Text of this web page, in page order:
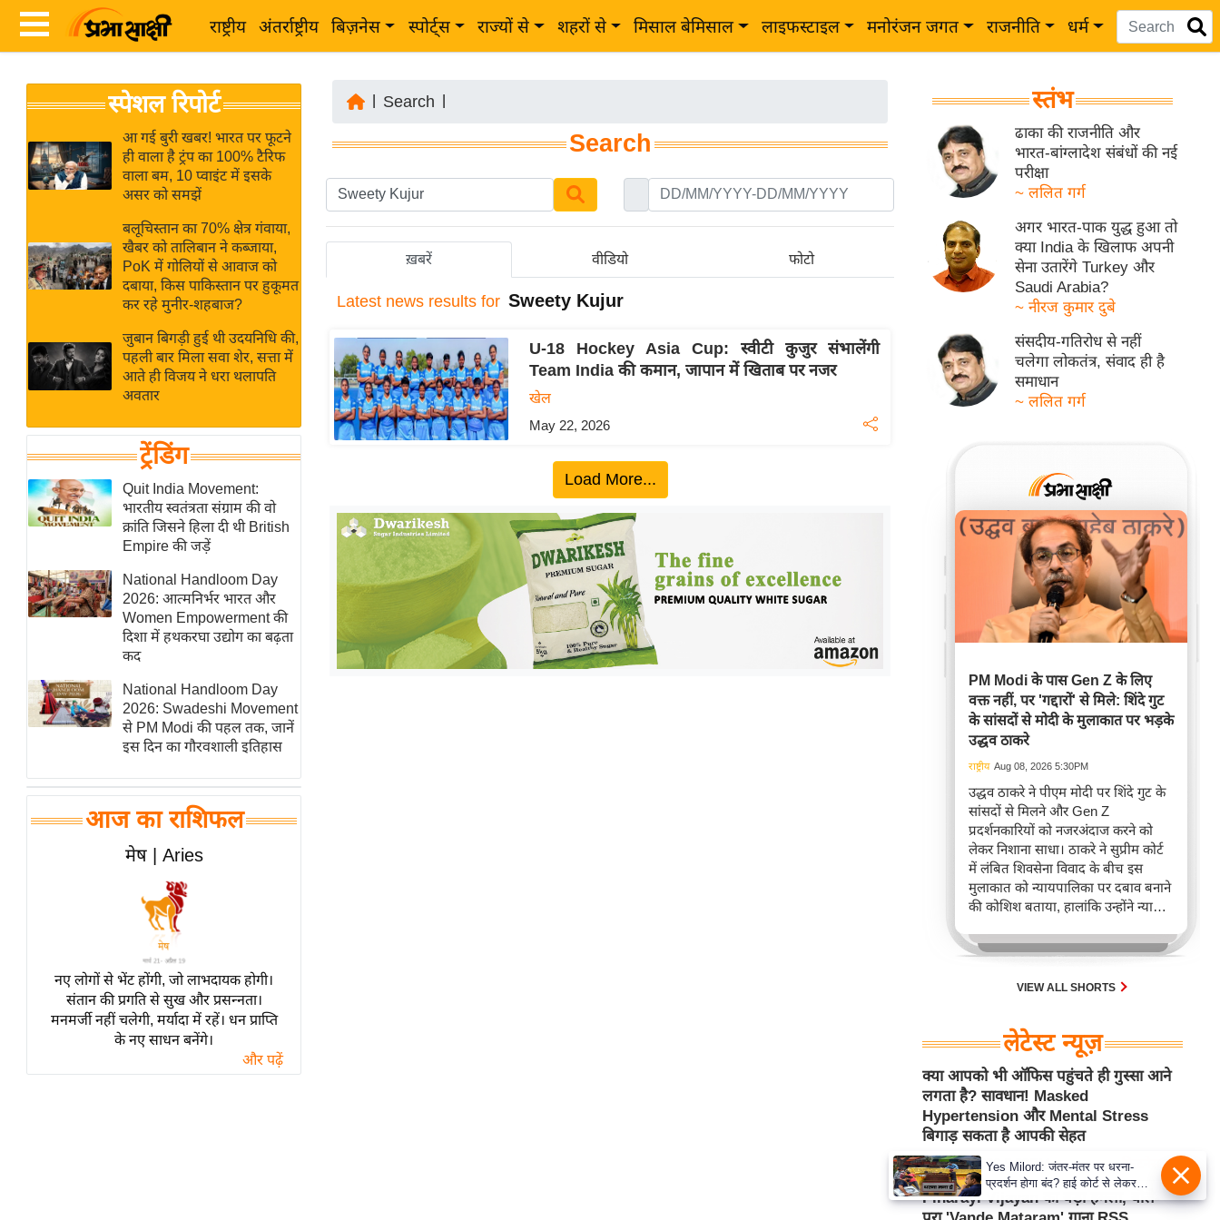
राष्ट्रीय अंतर्राष्ट्रीय बिज़नेस स्पोर्ट्स राज्यों से शहरों से मिसाल बेमिसाल लाइफस्टाइल मनोरंजन जगत राजनीति धर्म
News
Hindi
Live
News in
Hindi
News
Hindi
Videos
ख
ब
र
अंतर्राष्ट्रीय
बिज़नेस
विशेषज्ञ
राय
खेल
क्रिकेट
IPL
2026
ई-पेपर
मिसाल बेमिसाल
शख्सियत
यंग इंडिया
साहित्य जगत
ऑटो वर्ल्ड
न्यूज ब्रीफ
बॉलीवुड
हॉलीवुड
फिल्म समीक्षा
लाइफस्टाइल
टेक्नॉलॉजी
ब्यूटी/फैशन
घरेलू नुस्खे
पर्यटन स्थल
फिटनेस मंत्रा
स्पेशल रिपोर्ट
आ गई बुरी खबर! भारत पर फूटने
ही वाला है ट्रंप का 100% टैरिफ
वाला बम, 10 प्वाइंट में इसके
असर को समझें
बलूचिस्तान का 70% क्षेत्र गंवाया,
खैबर को तालिबान ने कब्जाया,
PoK में गोलियों से आवाज को
दबाया, किस पाकिस्तान पर हुकूमत
कर रहे मुनीर-शहबाज?
जुबान बिगड़ी हुई थी उदयनिधि की,
पहली बार मिला सवा शेर, सत्ता में
आते ही विजय ने धरा थलापति
अवतार
ट्रेंडिंग
Quit India Movement:
भारतीय स्वतंत्रता संग्राम की वो
क्रांति जिसने हिला दी थी British
Empire की जड़ें
National Handloom Day
2026: आत्मनिर्भर भारत और
Women Empowerment की
दिशा में हथकरघा उद्योग का बढ़ता
कद
National Handloom Day
2026: Swadeshi Movement
से PM Modi की पहल तक, जानें
इस दिन का गौरवशाली इतिहास
आज का राशिफल
मेष | Aries
नए लोगों से भेंट होंगी, जो लाभदायक होगी।
संतान की प्रगति से सुख और प्रसन्नता।
मनमर्जी नहीं चलेगी, मर्यादा में रहें। धन प्राप्ति
के नए साधन बनेंगे।
और पढ़ें
Search
Search
ख़बरें वीडियो फोटो
Latest news results for Sweety Kujur
U-18 Hockey Asia Cup: स्वीटी कुजुर संभालेंगी
Team India की कमान, जापान में खिताब पर नजर
खेल
May 22, 2026
Load More...
स्तंभ
ढाका की राजनीति और
भारत-बांग्लादेश संबंधों की नई
परीक्षा
~ ललित गर्ग
अगर भारत-पाक युद्ध हुआ तो
क्या India के खिलाफ अपनी
सेना उतारेंगे Turkey और
Saudi Arabia?
~ नीरज कुमार दुबे
संसदीय-गतिरोध से नहीं
चलेगा लोकतंत्र, संवाद ही है
समाधान
~ ललित गर्ग
PM Modi के पास Gen Z के लिए
वक्त नहीं, पर 'गद्दारों' से मिले: शिंदे गुट
के सांसदों से मोदी के मुलाकात पर भड़के
उद्धव ठाकरे
राष्ट्रीय Aug 08, 2026 5:30PM
उद्धव ठाकरे ने पीएम मोदी पर शिंदे गुट के
सांसदों से मिलने और Gen Z
प्रदर्शनकारियों को नजरअंदाज करने को
लेकर निशाना साधा। ठाकरे ने सुप्रीम कोर्ट
में लंबित शिवसेना विवाद के बीच इस
मुलाकात को न्यायपालिका पर दबाव बनाने
की कोशिश बताया, हालांकि उन्होंने न्याय
VIEW ALL SHORTS
लेटेस्ट न्यूज़
क्या आपको भी ऑफिस पहुंचते ही गुस्सा आने
लगता है? सावधान! Masked
Hypertension और Mental Stress
बिगाड़ सकता है आपकी सेहत
Aug 08, 2026 5:03PM फिटनेस मंत्रा
Pinarayi Vijayan का बड़ा हमला, बोले-
Yes Milord: जंतर-मंतर पर धरना-
प्रदर्शन होगा बंद? हाई कोर्ट से लेकर
सुप्रीम कोर्ट तक में क्या नई बहस छिड़ गई